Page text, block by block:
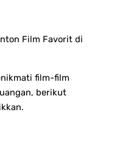
Film Favorit di
film-film
berikut